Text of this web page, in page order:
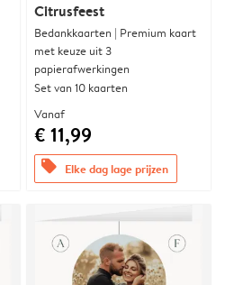
Citrusfeest
Bedankkaarten | Premium kaart
met keuze uit 3
papierafwerkingen
Set van 10 kaarten
Vanaf
€ 11,99
offers Elke dag lage prijzen